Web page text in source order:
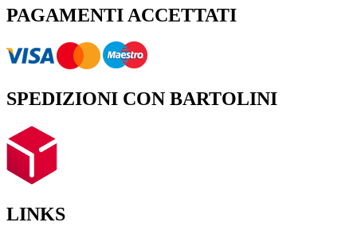
PAGAMENTI ACCETTATI
SPEDIZIONI CON BARTOLINI
LINKS